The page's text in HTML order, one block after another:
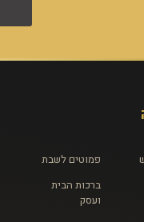
פמוטים לשבת
ברכות הבית
ועסק